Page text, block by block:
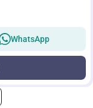
WhatsApp